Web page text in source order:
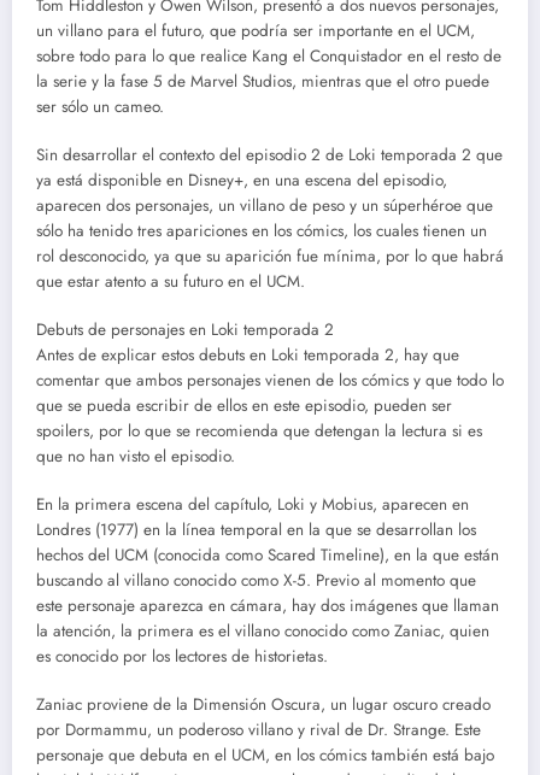
Tom Hiddleston y Owen Wilson, presentó a dos nuevos personajes,
un villano para el futuro, que podría ser importante en el UCM,
sobre todo para lo que realice Kang el Conquistador en el resto de
la serie y la fase 5 de Marvel Studios, mientras que el otro puede
ser sólo un cameo.
Sin desarrollar el contexto del episodio 2 de Loki temporada 2 que
ya está disponible en Disney+, en una escena del episodio,
aparecen dos personajes, un villano de peso y un súperhéroe que
sólo ha tenido tres apariciones en los cómics, los cuales tienen un
rol desconocido, ya que su aparición fue mínima, por lo que habrá
que estar atento a su futuro en el UCM.
Debuts de personajes en Loki temporada 2
Antes de explicar estos debuts en Loki temporada 2, hay que
comentar que ambos personajes vienen de los cómics y que todo lo
que se pueda escribir de ellos en este episodio, pueden ser
spoilers, por lo que se recomienda que detengan la lectura si es
que no han visto el episodio.
En la primera escena del capítulo, Loki y Mobius, aparecen en
Londres (1977) en la línea temporal en la que se desarrollan los
hechos del UCM (conocida como Scared Timeline), en la que están
buscando al villano conocido como X-5. Previo al momento que
este personaje aparezca en cámara, hay dos imágenes que llaman
la atención, la primera es el villano conocido como Zaniac, quien
es conocido por los lectores de historietas.
Zaniac proviene de la Dimensión Oscura, un lugar oscuro creado
por Dormammu, un poderoso villano y rival de Dr. Strange. Este
personaje que debuta en el UCM, en los cómics también está bajo